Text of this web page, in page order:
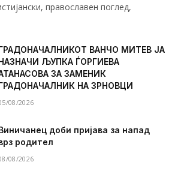
православен поглед,
ВАНЧО МИТЕВ ЈА
ЉУПКА ЃОРГИЕВА
ЗА ЗАМЕНИК
НА ЗРНОВЦИ
08/2026
доби пријава за напад
родител
08/2026